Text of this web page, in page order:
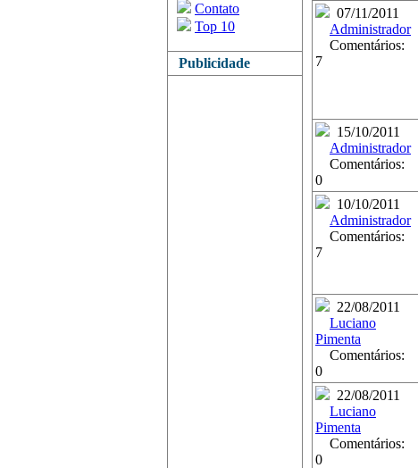
Contato
Top 10
Publicidade
07/11/2011
Administrador
Comentários:
7
15/10/2011
Administrador
Comentários:
0
10/10/2011
Administrador
Comentários:
7
22/08/2011
Luciano
Pimenta
Comentários:
0
22/08/2011
Luciano
Pimenta
Comentários:
0